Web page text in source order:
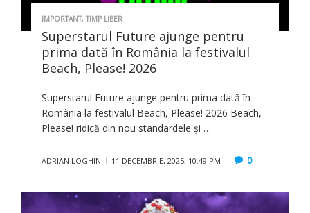
IMPORTANT, TIMP LIBER
Superstarul Future ajunge pentru
prima dată în România la festivalul
Beach, Please! 2026
Superstarul Future ajunge pentru prima dată în
România la festivalul Beach, Please! 2026 Beach,
Please! ridică din nou standardele și …
ADRIAN LOGHIN 11 DECEMBRIE, 2025, 10:49 PM 0